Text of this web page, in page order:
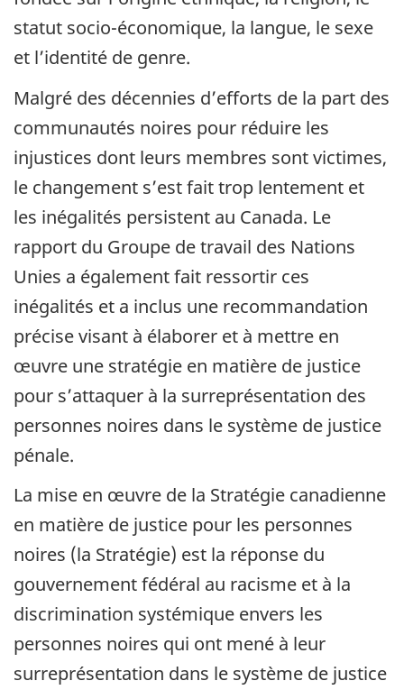
statut socio-économique, la langue, le sexe
et l’identité de genre.
Malgré des décennies d’efforts de la part des
communautés noires pour réduire les
injustices dont leurs membres sont victimes,
le changement s’est fait trop lentement et
les inégalités persistent au Canada. Le
rapport du Groupe de travail des Nations
Unies a également fait ressortir ces
inégalités et a inclus une recommandation
précise visant à élaborer et à mettre en
œuvre une stratégie en matière de justice
pour s’attaquer à la surreprésentation des
personnes noires dans le système de justice
pénale.
La mise en œuvre de la Stratégie canadienne
en matière de justice pour les personnes
noires (la Stratégie) est la réponse du
gouvernement fédéral au racisme et à la
discrimination systémique envers les
personnes noires qui ont mené à leur
surreprésentation dans le système de justice